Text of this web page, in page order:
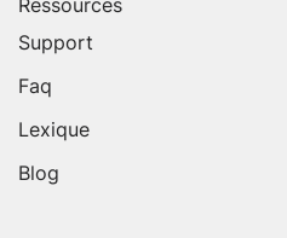
Support
Faq
Lexique
Blog